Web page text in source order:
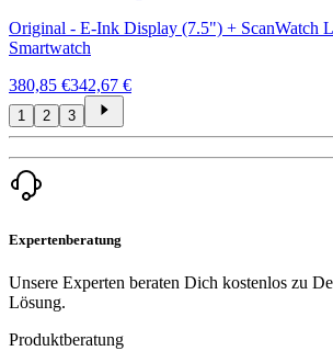
Original - E-Ink Display (7.5") + ScanWatch
Smartwatch
380,85 €342,67 €
1 2 3
Expertenberatung
Unsere Experten beraten Dich kostenlos zu
Lösung.
Produktberatung